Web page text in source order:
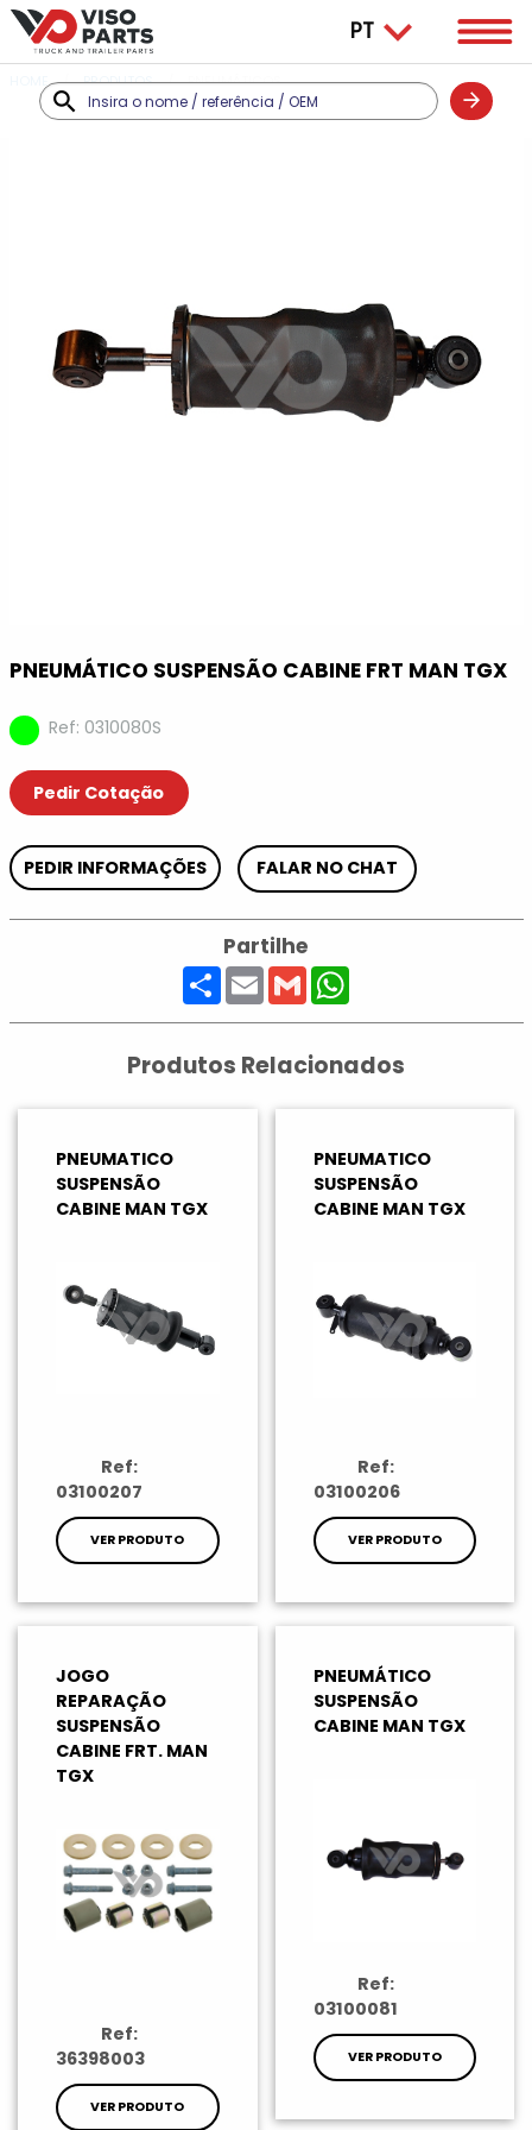
PRODUTOS PNEUMÁTICOS
PNEUMÁTICO SUSPENSÃO CABINE FRT MAN TGX
Ref: 0310080S
Pedir Cotação
PEDIR INFORMAÇÕES FALAR NO CHAT
Partilhe
ShareEmailGmail
Produtos Relacionados
PNEUMATICO
SUSPENSÃO
CABINE MAN TGX
Ref:
03100207
VER PRODUTO
PNEUMATICO
SUSPENSÃO
CABINE MAN TGX
Ref:
03100206
VER PRODUTO
JOGO
REPARAÇÃO
SUSPENSÃO
CABINE FRT. MAN
TGX
Ref:
36398003
VER PRODUTO
PNEUMÁTICO
SUSPENSÃO
CABINE MAN TGX
Ref:
03100081
VER PRODUTO